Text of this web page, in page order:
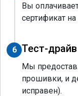
Вы
сертификат
6 Тест-драйв
Мы
прошивки, и
исправен).